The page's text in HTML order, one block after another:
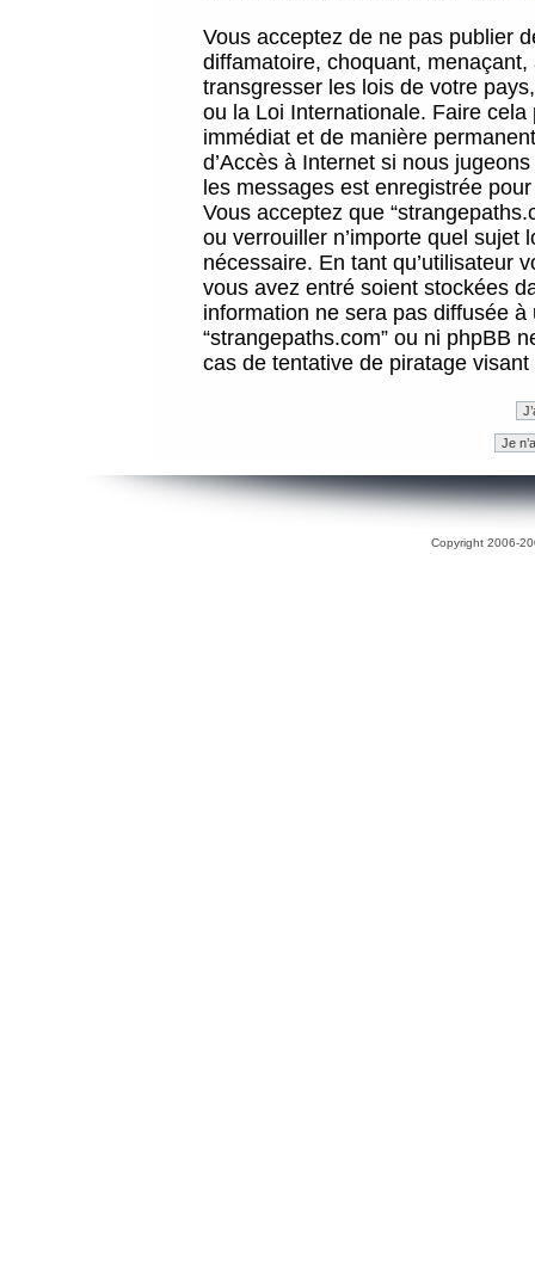
Vous acceptez de ne pas publier
diffamatoire, choquant,
transgresser les lois de votre
ou la Loi Internationale. Faire
immédiat et de manière
d’Accès à Internet si nous
les messages est enregistrée
Vous acceptez que
ou verrouiller n’importe quel sujet
nécessaire. En tant qu’utilisateur
vous avez entré soient stockées
information ne sera pas diffusée
“strangepaths.com” ou ni phpBB
cas de tentative de piratage
Copyright 2006-